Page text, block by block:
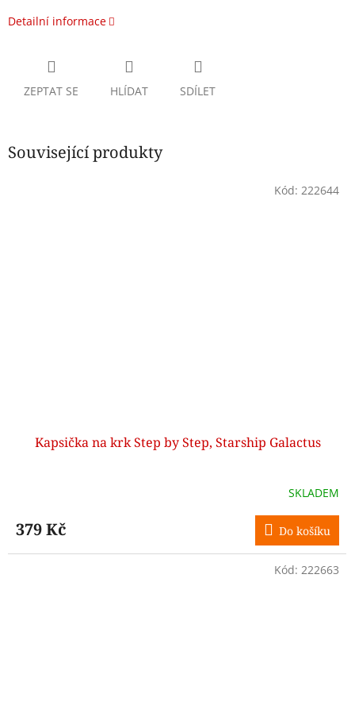
Detailní informace
ZEPTAT SE HLÍDAT SDÍLET
Související produkty
Kapsička na krk Step by Step, Starship Galactus
SKLADEM
379 Kč Do košíku
Kód: 222644
Kód: 222663